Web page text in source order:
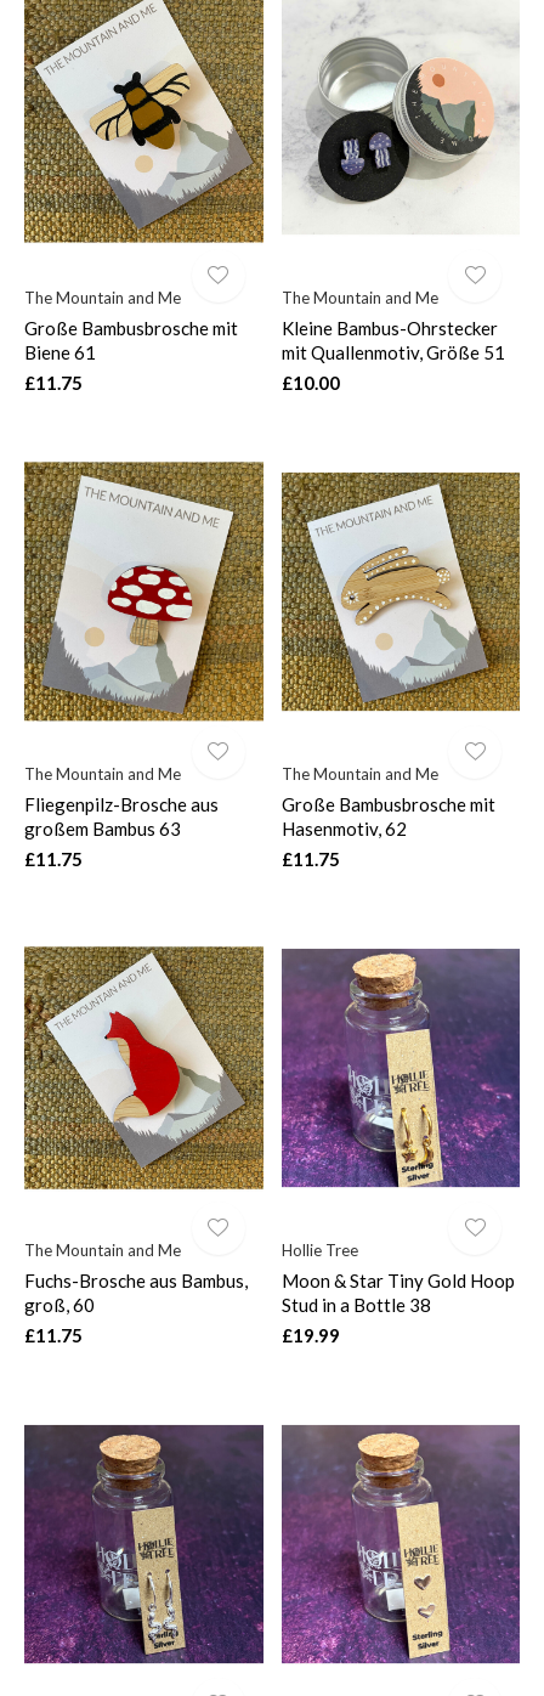
The Mountain and Me
Große Bambusbrosche mit
Biene 61
£11.75
The Mountain and Me
Kleine Bambus-Ohrstecker
mit Quallenmotiv, Größe 51
£10.00
The Mountain and Me
Fliegenpilz-Brosche aus
großem Bambus 63
£11.75
The Mountain and Me
Große Bambusbrosche mit
Hasenmotiv, 62
£11.75
The Mountain and Me
Fuchs-Brosche aus Bambus,
groß, 60
£11.75
Hollie Tree
Moon & Star Tiny Gold Hoop
Stud in a Bottle 38
£19.99